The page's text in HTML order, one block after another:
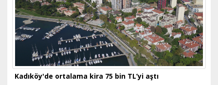
Kadıköy'de ortalama kira 75 bin TL’yi aştı